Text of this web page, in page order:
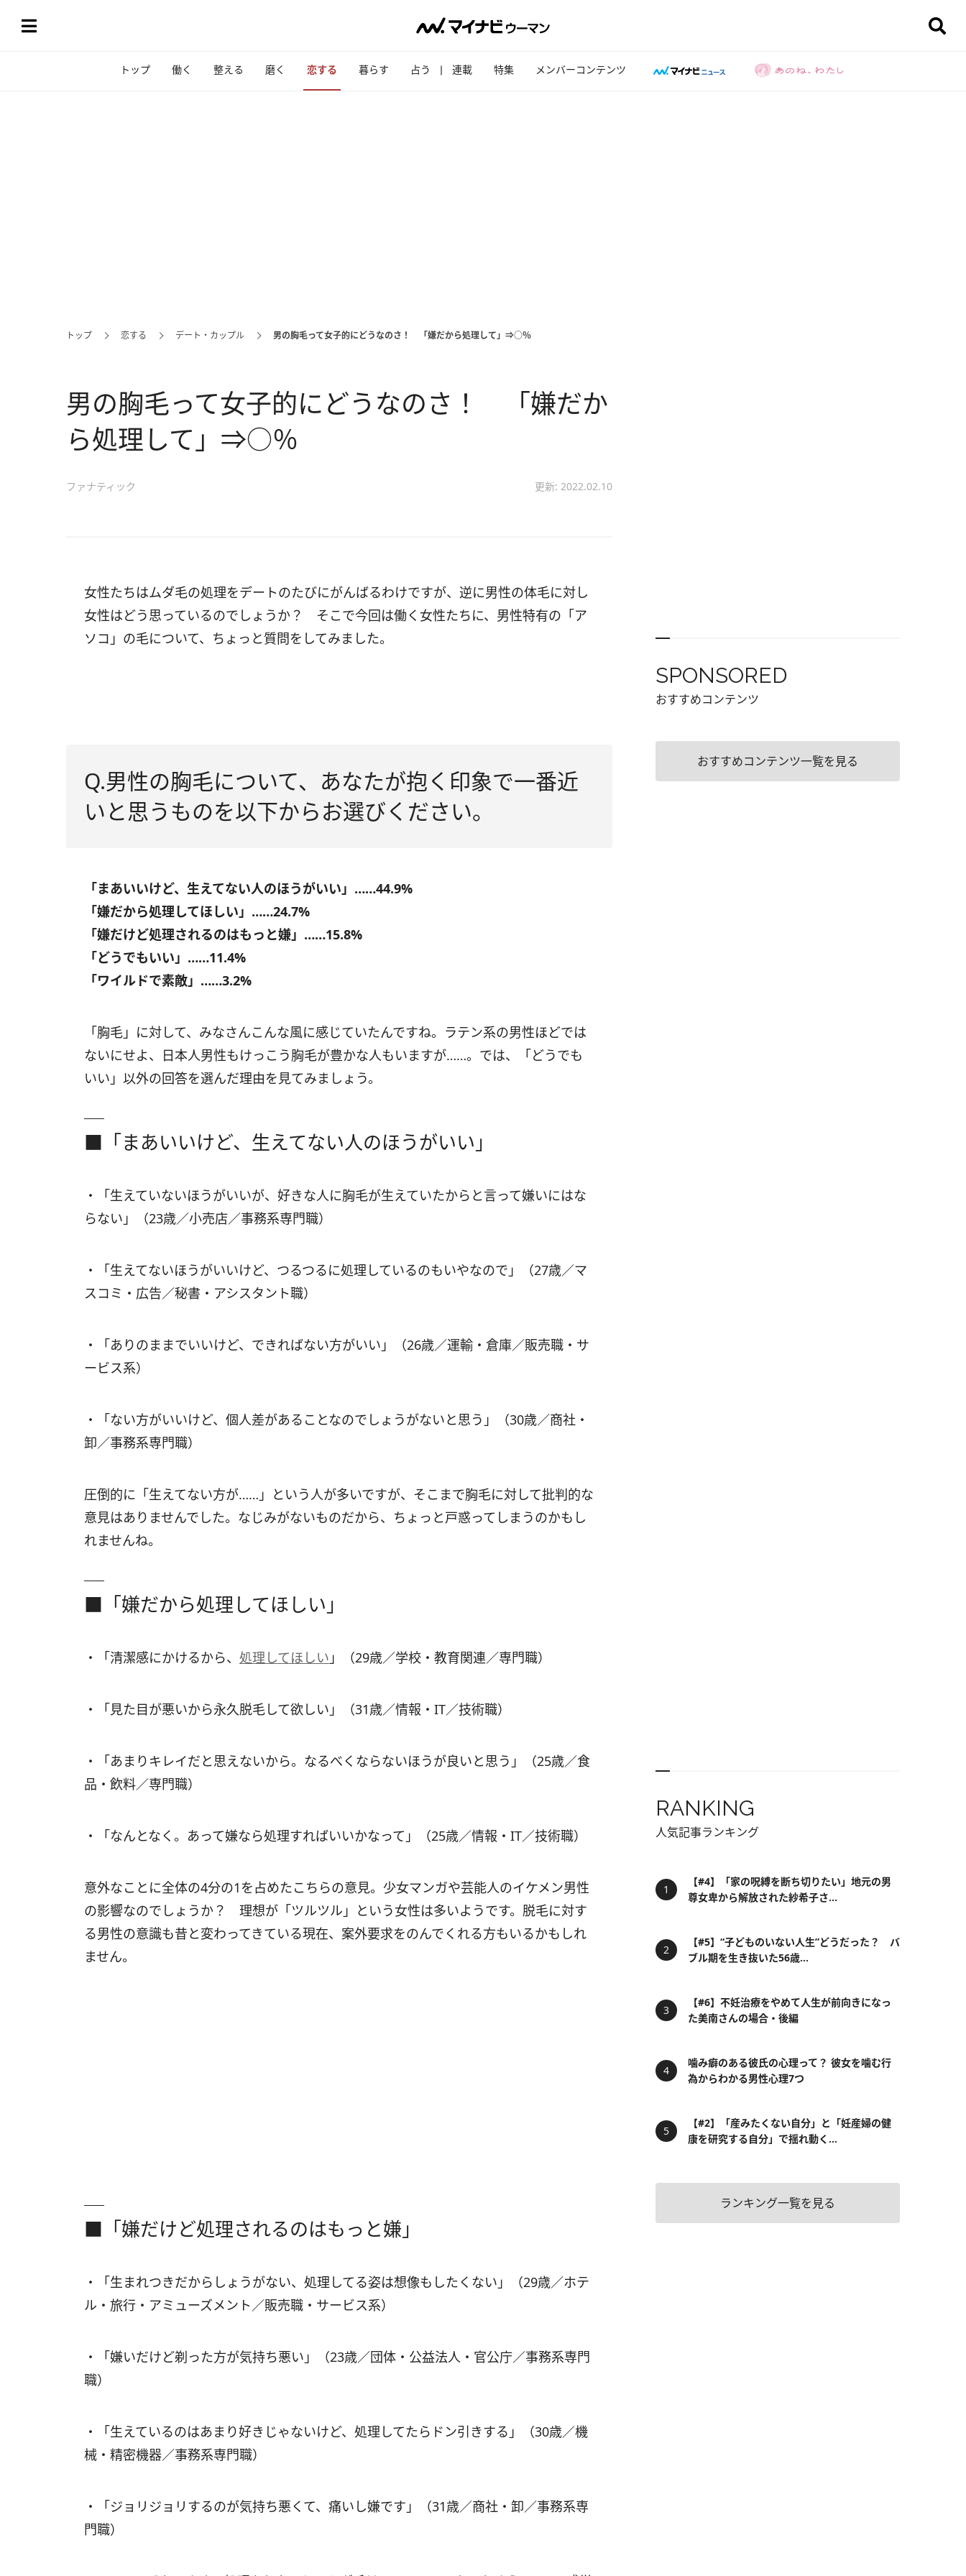
トップ 働く 整える 磨く 恋する 暮らす 占う 連載 特集 メンバーコンテンツ
トップ 恋する デート・カップル 男の胸毛って女子的にどうなのさ！ 「嫌だから処理して」⇒○％
男の胸毛って女子的にどうなのさ！ 「嫌だか
ら処理して」⇒○％
ファナティック 更新: 2022.02.10
女性たちはムダ毛の処理をデートのたびにがんばるわけですが、逆に男性の体毛に対し
女性はどう思っているのでしょうか？ そこで今回は働く女性たちに、男性特有の「ア
ソコ」の毛について、ちょっと質問をしてみました。
Q.男性の胸毛について、あなたが抱く印象で一番近
いと思うものを以下からお選びください。
「まあいいけど、生えてない人のほうがいい」……44.9%
「嫌だから処理してほしい」……24.7%
「嫌だけど処理されるのはもっと嫌」……15.8%
「どうでもいい」……11.4%
「ワイルドで素敵」……3.2%
「胸毛」に対して、みなさんこんな風に感じていたんですね。ラテン系の男性ほどでは
ないにせよ、日本人男性もけっこう胸毛が豊かな人もいますが……。では、「どうでも
いい」以外の回答を選んだ理由を見てみましょう。
■「まあいいけど、生えてない人のほうがいい」
・「生えていないほうがいいが、好きな人に胸毛が生えていたからと言って嫌いにはな
らない」（23歳／小売店／事務系専門職）
・「生えてないほうがいいけど、つるつるに処理しているのもいやなので」（27歳／マ
スコミ・広告／秘書・アシスタント職）
・「ありのままでいいけど、できればない方がいい」（26歳／運輸・倉庫／販売職・サ
ービス系）
・「ない方がいいけど、個人差があることなのでしょうがないと思う」（30歳／商社・
卸／事務系専門職）
圧倒的に「生えてない方が……」という人が多いですが、そこまで胸毛に対して批判的な
意見はありませんでした。なじみがないものだから、ちょっと戸惑ってしまうのかもし
れませんね。
■「嫌だから処理してほしい」
・「清潔感にかけるから、 処理してほしい 」（29歳／学校・教育関連／専門職）
・「見た目が悪いから永久脱毛して欲しい」（31歳／情報・IT／技術職）
・「あまりキレイだと思えないから。なるべくならないほうが良いと思う」（25歳／食
品・飲料／専門職）
・「なんとなく。あって嫌なら処理すればいいかなって」（25歳／情報・IT／技術職）
意外なことに全体の4分の1を占めたこちらの意見。少女マンガや芸能人のイケメン男性
の影響なのでしょうか？ 理想が「ツルツル」という女性は多いようです。脱毛に対す
る男性の意識も昔と変わってきている現在、案外要求をのんでくれる方もいるかもしれ
ません。
■「嫌だけど処理されるのはもっと嫌」
・「生まれつきだからしょうがない、処理してる姿は想像もしたくない」（29歳／ホテ
ル・旅行・アミューズメント／販売職・サービス系）
・「嫌いだけど剃った方が気持ち悪い」（23歳／団体・公益法人・官公庁／事務系専門
職）
・「生えているのはあまり好きじゃないけど、処理してたらドン引きする」（30歳／機
械・精密機器／事務系専門職）
・「ジョリジョリするのが気持ち悪くて、痛いし嫌です」（31歳／商社・卸／事務系専
門職）
SPONSORED
おすすめコンテンツ
おすすめコンテンツ一覧を見る
RANKING
人気記事ランキング
【#4】「家の呪縛を断ち切りたい」地元の男
尊女卑から解放された紗希子さ...
【#5】“子どものいない人生”どうだった？ バ
ブル期を生き抜いた56歳...
【#6】不妊治療をやめて人生が前向きになっ
た美南さんの場合・後編
噛み癖のある彼氏の心理って？ 彼女を噛む行
為からわかる男性心理7つ
【#2】「産みたくない自分」と「妊産婦の健
康を研究する自分」で揺れ動く...
ランキング一覧を見る